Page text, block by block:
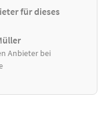
für dieses
Anbieter bei